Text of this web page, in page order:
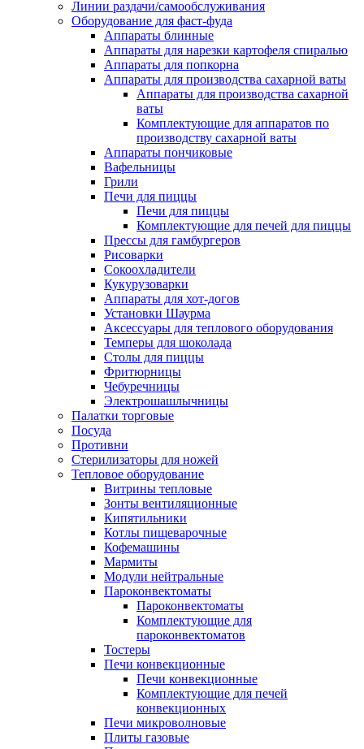
Линии раздачи/самообслуживания
Оборудование для фаст-фуда
Аппараты блинные
Аппараты для нарезки картофеля спиралью
Аппараты для попкорна
Аппараты для производства сахарной ваты
Аппараты для производства сахарной
ваты
Комплектующие для аппаратов по
производству сахарной ваты
Аппараты пончиковые
Вафельницы
Грили
Печи для пиццы
Печи для пиццы
Комплектующие для печей для пиццы
Прессы для гамбургеров
Рисоварки
Сокоохладители
Кукурузоварки
Аппараты для хот-догов
Установки Шаурма
Аксессуары для теплового оборудования
Темперы для шоколада
Столы для пиццы
Фритюрницы
Чебуречницы
Электрошашлычницы
Палатки торговые
Посуда
Противни
Стерилизаторы для ножей
Тепловое оборудование
Витрины тепловые
Зонты вентиляционные
Кипятильники
Котлы пищеварочные
Кофемашины
Мармиты
Модули нейтральные
Пароконвектоматы
Пароконвектоматы
Комплектующие для
пароконвектоматов
Тостеры
Печи конвекционные
Печи конвекционные
Комплектующие для печей
конвекционных
Печи микроволновые
Плиты газовые